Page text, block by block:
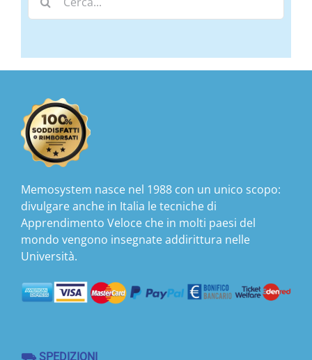
per:
Memosystem nasce nel 1988 con un unico scopo:
divulgare anche in Italia le tecniche di
Apprendimento Veloce che in molti paesi del
mondo vengono insegnate addirittura nelle
Università.
⛟ SPEDIZIONI